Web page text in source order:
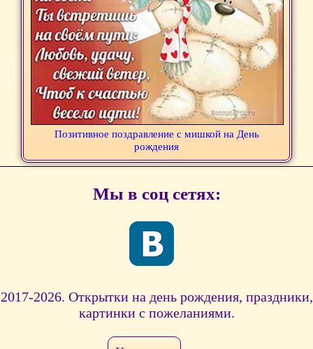
Позитивное поздравление с мишкой на День
рождения
Мы в соц сетях:
2017-2026. Открытки на день рождения, праздники,
картинки с пожеланиями.